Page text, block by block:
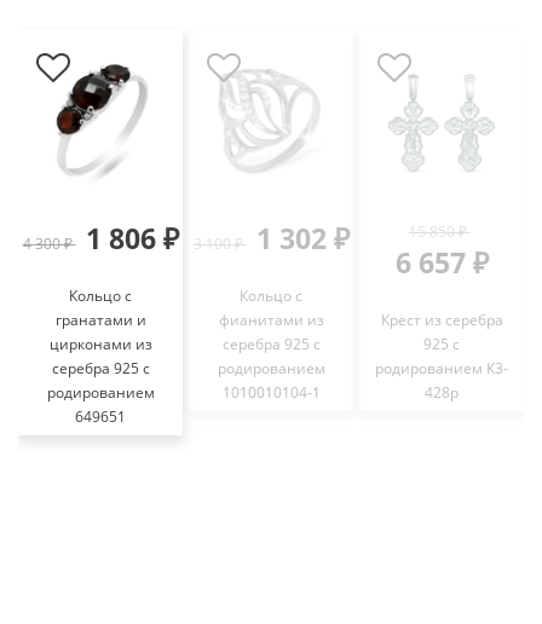
4 300 ₽ 1 806 ₽
Кольцо с
гранатами и
цирконами из
серебра 925 с
родированием
649651
3 100 ₽ 1 302 ₽
Кольцо с
фианитами из
серебра 925 с
родированием
1010010104-1
15 850 ₽
6 657 ₽
Крест из серебра
925 с
родированием К3-
428р